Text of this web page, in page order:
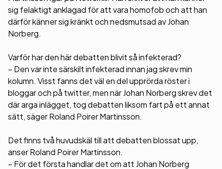
sig felaktigt anklagad för att vara homofob och att han
därför känner sig kränkt och nedsmutsad av Johan
Norberg.
Varför har den här debatten blivit så infekterad?
– Den var inte särskilt infekterad innan jag skrev min
kolumn. Visst fanns det väl en del upprörda röster i
bloggar och på twitter, men när Johan Norberg skrev det
där arga inlägget, tog debatten liksom fart på ett annat
sätt, säger Roland Poirer Martinsson.
Det finns två huvudskäl till att debatten blossat upp,
anser Roland Poirer Martinsson.
– För det första handlar det om att Johan Norberg